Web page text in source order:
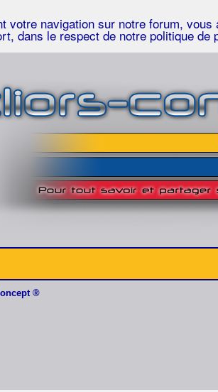
votre navigation sur notre forum,
dans le respect de notre politique de
®